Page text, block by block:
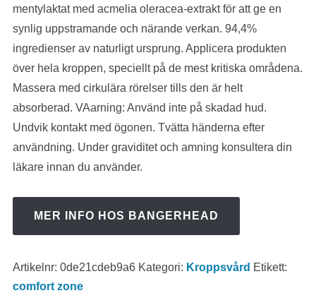
mentylaktat med acmelia oleracea-extrakt för att ge en
synlig uppstramande och närande verkan. 94,4%
ingredienser av naturligt ursprung. Applicera produkten
över hela kroppen, speciellt på de mest kritiska områdena.
Massera med cirkulära rörelser tills den är helt
absorberad. VAarning: Använd inte på skadad hud.
Undvik kontakt med ögonen. Tvätta händerna efter
användning. Under graviditet och amning konsultera din
läkare innan du använder.
MER INFO HOS BANGERHEAD
Artikelnr: 0de21cdeb9a6 Kategori: Kroppsvård Etikett:
comfort zone